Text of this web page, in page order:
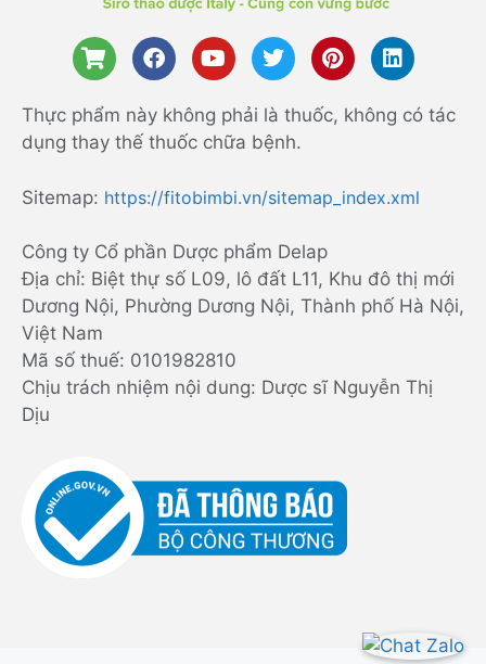
Thực phẩm này không phải là thuốc, không có tác
dụng thay thế thuốc chữa bệnh.
Sitemap: https://fitobimbi.vn/sitemap_index.xml
Công ty Cổ phần Dược phẩm Delap
Địa chỉ: Biệt thự số L09, lô đất L11, Khu đô thị mới
Dương Nội, Phường Dương Nội, Thành phố Hà Nội,
Việt Nam
Mã số thuế: 0101982810
Chịu trách nhiệm nội dung: Dược sĩ Nguyễn Thị
Dịu